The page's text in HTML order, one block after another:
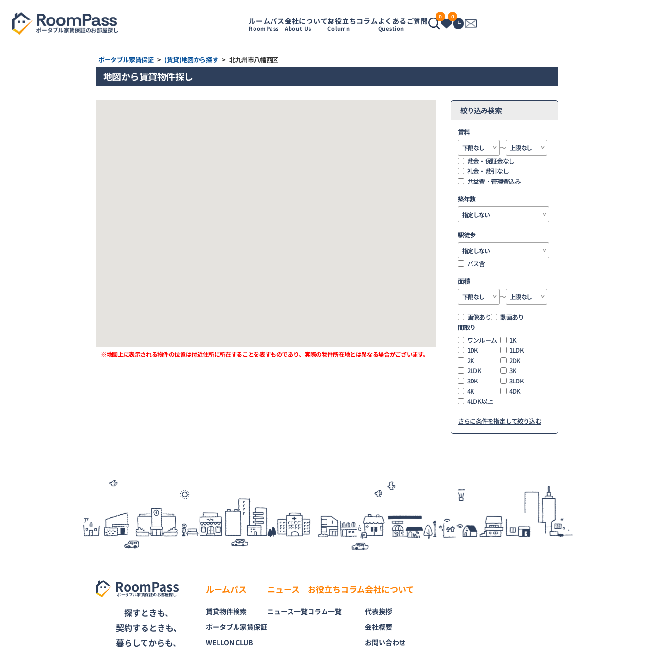
ルームパス
RoomPass
会社について
About Us
お役立ちコラム
Column
よくあるご質問
Question
0 0
ポータブル家賃保証 > (賃貸)地図から探す > 北九州市八幡西区
地図から賃貸物件探し
※地図上に表示される物件の位置は付近住所に所在することを表すものであり、実際の物件所在地とは異なる場合がございます。
賃料
～
敷金・保証金なし
礼金・敷引なし
共益費・管理費込み
築年数
駅徒歩
バス含
面積
～
画像あり
動画あり
間取り
ワンルーム
1K
1DK
1LDK
2K
2DK
2LDK
3K
3DK
3LDK
4K
4DK
4LDK以上
さらに条件を指定して絞り込む
RoomPass
ポータブル家賃保証のお部屋探し
探すときも、
契約するときも、
暮らしてからも、
ルームパス
賃貸物件検索
ポータブル家賃保証
WELLON CLUB
ニュース
ニュース一覧
お役立ちコラム
コラム一覧
会社について
代表挨拶
会社概要
お問い合わせ